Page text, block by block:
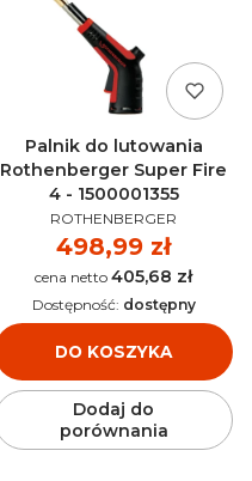
Palnik do lutowania
Rothenberger Super Fire
4 - 1500001355
PRODUCENT
ROTHENBERGER
Cena
498,99 zł
Cena 405,68 zł
DO KOSZYKA
Dostępność: dostępny
Dodaj do
porównania